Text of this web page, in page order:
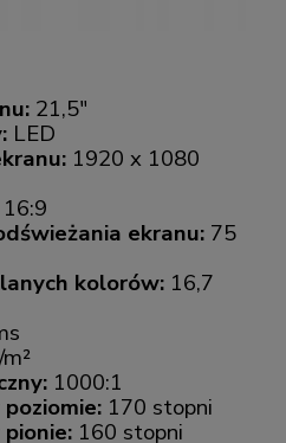
21,5"
LED
1920 x 1080
16:9
ekranu: 75
kolorów: 16,7
1000:1
170 stopni
160 stopni